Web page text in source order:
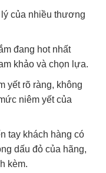
của nhiều thương
đang hot nhất
khảo và chọn lựa.
yết rõ ràng, không
niêm yết của
tay khách hàng có
dấu đỏ của hãng,
kèm.